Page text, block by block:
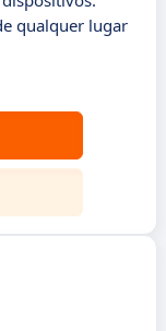
qualquer lugar